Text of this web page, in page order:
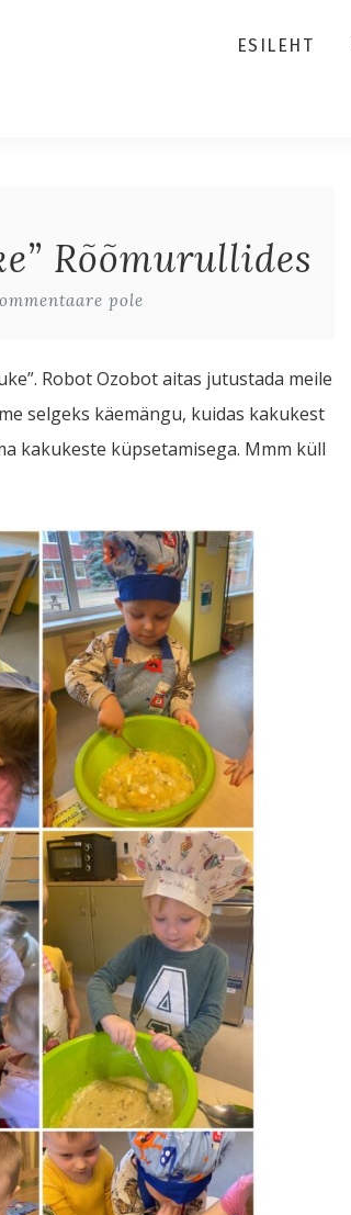
ESILEHT
Rõõmurullides
pole
Robot Ozobot aitas jutustada meile
selgeks käemängu, kuidas kakukest
kakukeste küpsetamisega. Mmm küll